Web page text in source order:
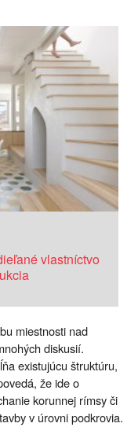
vlastníctvo
miestnosti nad
diskusií.
existujúcu štruktúru,
že ide o
korunnej rímsy či
v úrovni podkrovia.